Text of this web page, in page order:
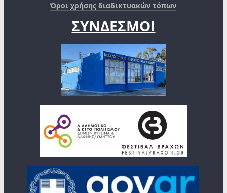
Όροι χρήσης διαδικτυακών τόπων
ΣΥΝΔΕΣΜΟΙ